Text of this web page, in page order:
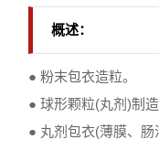
概述：
● 粉末包衣造粒。
● 球形颗粒(丸剂)制造
● 丸剂包衣(薄膜、肠